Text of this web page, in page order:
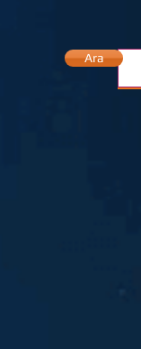
Ara